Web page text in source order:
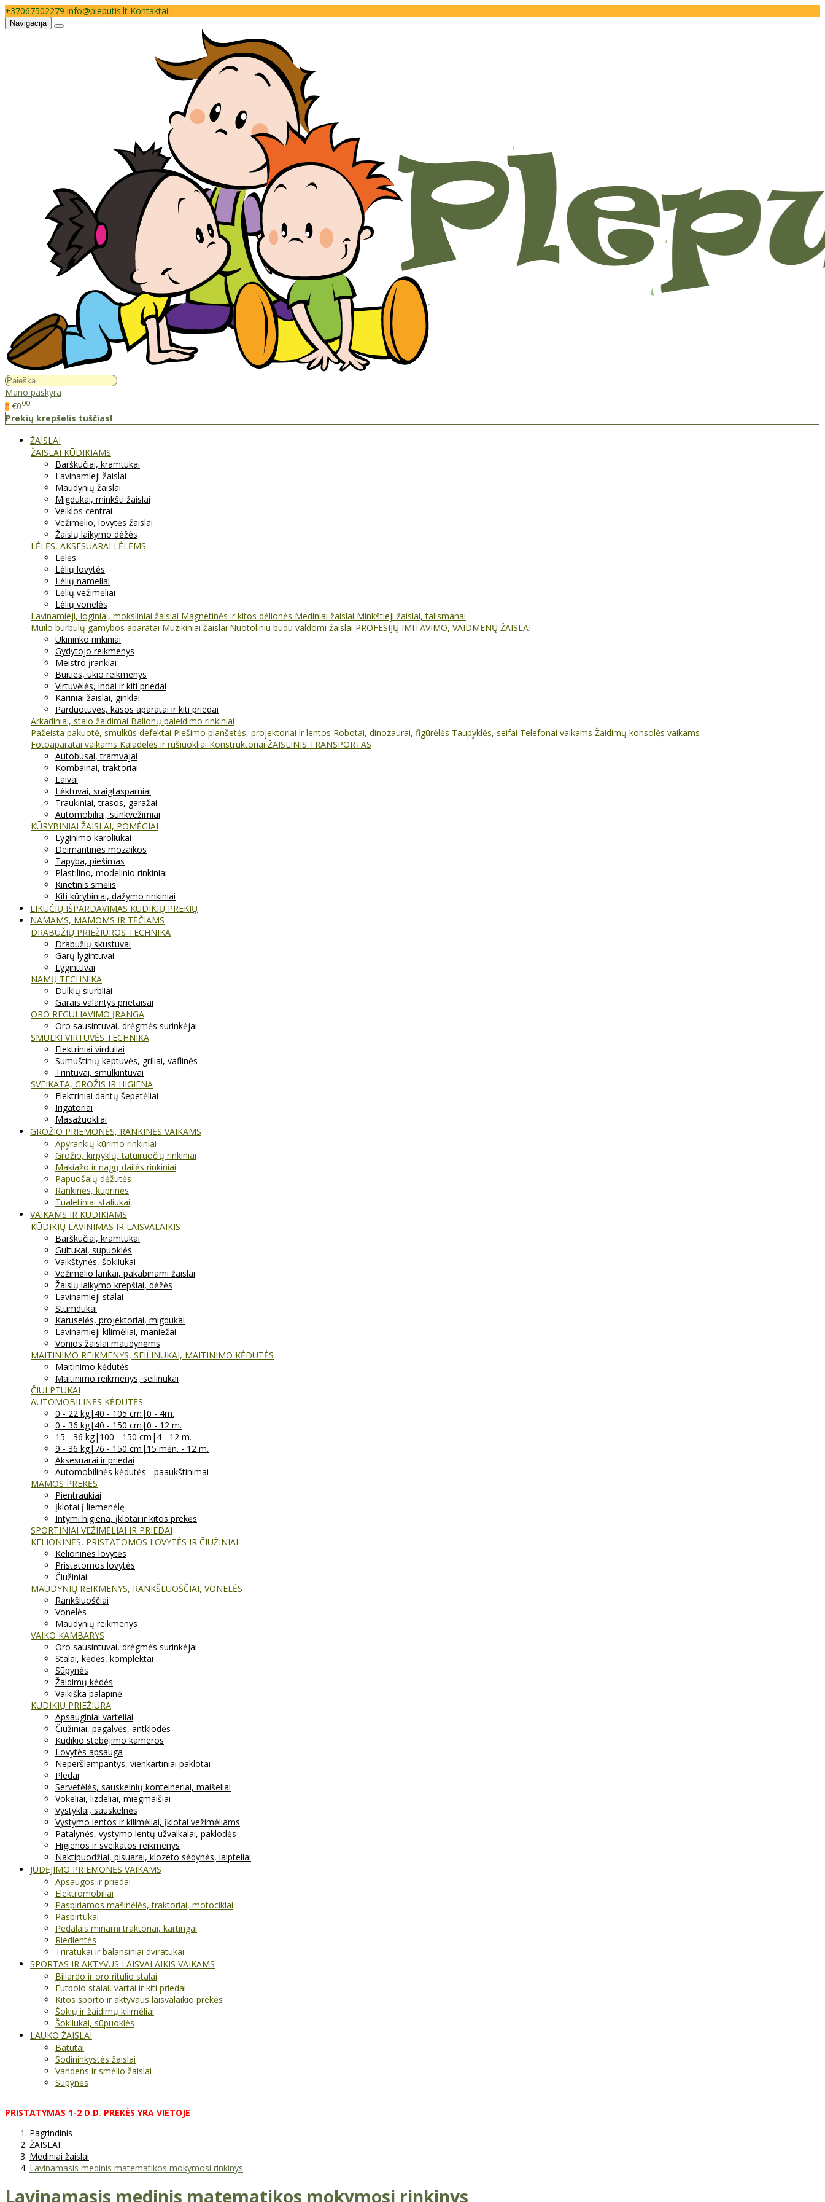
+37067502279 info@pleputis.lt Kontaktai
Navigacija
Mano paskyra
0 €000
Prekių krepšelis tuščias!
ŽAISLAI
ŽAISLAI KŪDIKIAMS
Barškučiai, kramtukai
Lavinamieji žaislai
Maudynių žaislai
Migdukai, minkšti žaislai
Veiklos centrai
Vežimėlio, lovytės žaislai
Žaislų laikymo dėžės
LĖLĖS, AKSESUARAI LĖLĖMS
Lėlės
Lėlių lovytės
Lėlių nameliai
Lėlių vežimėliai
Lėlių vonelės
Lavinamieji, loginiai, moksliniai žaislai Magnetinės ir kitos dėlionės Mediniai žaislai Minkštieji žaislai, talismanai
Muilo burbulų gamybos aparatai Muzikiniai žaislai Nuotoliniu būdu valdomi žaislai PROFESIJŲ IMITAVIMO, VAIDMENŲ ŽAISLAI
Ūkininko rinkiniai
Gydytojo reikmenys
Meistro įrankiai
Buities, ūkio reikmenys
Virtuvėlės, indai ir kiti priedai
Kariniai žaislai, ginklai
Parduotuvės, kasos aparatai ir kiti priedai
Arkadiniai, stalo žaidimai Balionų paleidimo rinkiniai
Pažeista pakuotė, smulkūs defektai Piešimo planšetės, projektoriai ir lentos Robotai, dinozaurai, figūrėlės Taupyklės, seifai Telefonai vaikams Žaidimų konsolės vaikams
Fotoaparatai vaikams Kaladėlės ir rūšiuokliai Konstruktoriai ŽAISLINIS TRANSPORTAS
Autobusai, tramvajai
Kombainai, traktoriai
Laivai
Lėktuvai, sraigtasparniai
Traukiniai, trasos, garažai
Automobiliai, sunkvežimiai
KŪRYBINIAI ŽAISLAI, POMĖGIAI
Lyginimo karoliukai
Deimantinės mozaikos
Tapyba, piešimas
Plastilino, modelinio rinkiniai
Kinetinis smėlis
Kiti kūrybiniai, dažymo rinkiniai
LIKUČIŲ IŠPARDAVIMAS KŪDIKIŲ PREKIŲ
NAMAMS, MAMOMS IR TĖČIAMS
DRABUŽIŲ PRIEŽIŪROS TECHNIKA
Drabužių skustuvai
Garų lygintuvai
Lygintuvai
NAMŲ TECHNIKA
Dulkių siurbliai
Garais valantys prietaisai
ORO REGULIAVIMO ĮRANGA
Oro sausintuvai, drėgmės surinkėjai
SMULKI VIRTUVĖS TECHNIKA
Elektriniai virduliai
Sumuštinių keptuvės, griliai, vaflinės
Trintuvai, smulkintuvai
SVEIKATA, GROŽIS IR HIGIENA
Elektriniai dantų šepetėliai
Irigatoriai
Masažuokliai
GROŽIO PRIEMONĖS, RANKINĖS VAIKAMS
Apyrankių kūrimo rinkiniai
Grožio, kirpyklų, tatuiruočių rinkiniai
Makiažo ir nagų dailės rinkiniai
Papuošalų dėžutės
Rankinės, kuprinės
Tualetiniai staliukai
VAIKAMS IR KŪDIKIAMS
KŪDIKIŲ LAVINIMAS IR LAISVALAIKIS
Barškučiai, kramtukai
Gultukai, supuoklės
Vaikštynės, šokliukai
Vežimėlio lankai, pakabinami žaislai
Žaislų laikymo krepšiai, dėžės
Lavinamieji stalai
Stumdukai
Karuselės, projektoriai, migdukai
Lavinamieji kilimėliai, maniežai
Vonios žaislai maudynėms
MAITINIMO REIKMENYS, SEILINUKAI, MAITINIMO KĖDUTĖS
Maitinimo kėdutės
Maitinimo reikmenys, seilinukai
ČIULPTUKAI
AUTOMOBILINĖS KĖDUTĖS
0 - 22 kg|40 - 105 cm|0 - 4m.
0 - 36 kg|40 - 150 cm|0 - 12 m.
15 - 36 kg|100 - 150 cm|4 - 12 m.
9 - 36 kg|76 - 150 cm|15 mėn. - 12 m.
Aksesuarai ir priedai
Automobilinės kėdutės - paaukštinimai
MAMOS PREKĖS
Pientraukiai
Įklotai į liemenėlę
Intymi higiena, įklotai ir kitos prekės
SPORTINIAI VEŽIMĖLIAI IR PRIEDAI
KELIONINĖS, PRISTATOMOS LOVYTĖS IR ČIUŽINIAI
Kelioninės lovytės
Pristatomos lovytės
Čiužiniai
MAUDYNIŲ REIKMENYS, RANKŠLUOŠČIAI, VONELĖS
Rankšluoščiai
Vonelės
Maudynių reikmenys
VAIKO KAMBARYS
Oro sausintuvai, drėgmės surinkėjai
Stalai, kėdės, komplektai
Sūpynės
Žaidimų kėdės
Vaikiška palapinė
KŪDIKIŲ PRIEŽIŪRA
Apsauginiai varteliai
Čiužiniai, pagalvės, antklodės
Kūdikio stebėjimo kameros
Lovytės apsauga
Neperšlampantys, vienkartiniai paklotai
Pledai
Servetėlės, sauskelnių konteineriai, maišeliai
Vokeliai, lizdeliai, miegmaišiai
Vystyklai, sauskelnės
Vystymo lentos ir kilimėliai, įklotai vežimėliams
Patalynės, vystymo lentų užvalkalai, paklodės
Higienos ir sveikatos reikmenys
Naktipuodžiai, pisuarai, klozeto sėdynės, laipteliai
JUDĖJIMO PRIEMONĖS VAIKAMS
Apsaugos ir priedai
Elektromobiliai
Paspiriamos mašinėlės, traktoriai, motociklai
Paspirtukai
Pedalais minami traktoriai, kartingai
Riedlentės
Triratukai ir balansiniai dviratukai
SPORTAS IR AKTYVUS LAISVALAIKIS VAIKAMS
Biliardo ir oro ritulio stalai
Futbolo stalai, vartai ir kiti priedai
Kitos sporto ir aktyvaus laisvalaikio prekės
Šokių ir žaidimų kilimėliai
Šokliukai, sūpuoklės
LAUKO ŽAISLAI
Batutai
Sodininkystės žaislai
Vandens ir smėlio žaislai
Sūpynės
PRISTATYMAS 1-2 D.D. PREKĖS YRA VIETOJE
Pagrindinis
ŽAISLAI
Mediniai žaislai
Lavinamasis medinis matematikos mokymosi rinkinys
Lavinamasis medinis matematikos mokymosi rinkinys